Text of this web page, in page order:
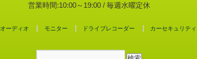
営業時間:10:00～19:00 / 毎週水曜定休
オーディオ モニター ドライブレコーダー カーセキュリティ